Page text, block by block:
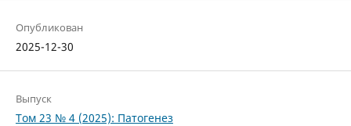
Опубликован
2025-12-30
Выпуск
Том 23 № 4 (2025): Патогенез